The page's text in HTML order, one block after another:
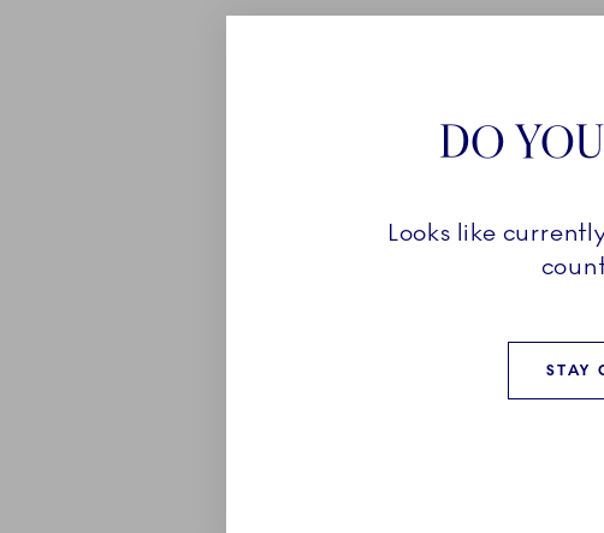
FLOWERS
The Art of Giving Flowers er en
DO
Looks like
STAY